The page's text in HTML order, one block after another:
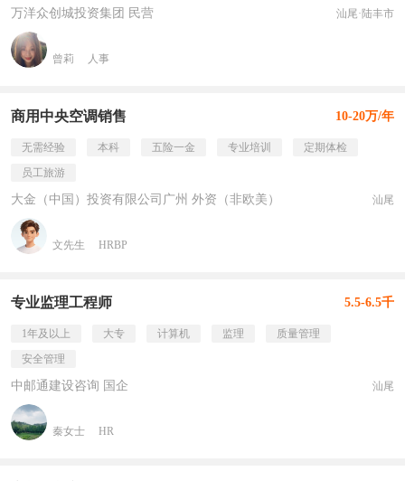
万洋众创城投资集团 民营 汕尾·陆丰市
曾莉 人事
商用中央空调销售 10-20万/年
无需经验 本科 五险一金 专业培训
定期体检
员工旅游
大金（中国）投资有限公司广州 外资（非欧美） 汕尾
文先生 HRBP
专业监理工程师 5.5-6.5千
1年及以上 大专 计算机 监理
质量管理
安全管理
中邮通建设咨询 国企 汕尾
秦女士 HR